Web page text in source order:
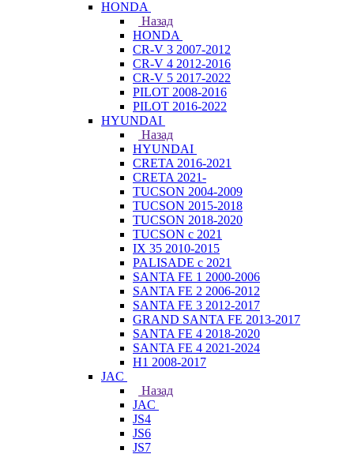
HONDA
Назад
HONDA
CR-V 3 2007-2012
CR-V 4 2012-2016
CR-V 5 2017-2022
PILOT 2008-2016
PILOT 2016-2022
HYUNDAI
Назад
HYUNDAI
CRETA 2016-2021
CRETA 2021-
TUCSON 2004-2009
TUCSON 2015-2018
TUCSON 2018-2020
TUCSON с 2021
IX 35 2010-2015
PALISADE с 2021
SANTA FE 1 2000-2006
SANTA FE 2 2006-2012
SANTA FE 3 2012-2017
GRAND SANTA FE 2013-2017
SANTA FE 4 2018-2020
SANTA FE 4 2021-2024
H1 2008-2017
JAC
Назад
JAC
JS4
JS6
JS7